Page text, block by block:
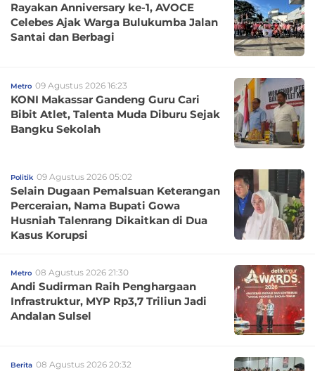
Rayakan Anniversary ke-1, AVOCE
Celebes Ajak Warga Bulukumba Jalan
Santai dan Berbagi
Metro 09 Agustus 2026 16:23
KONI Makassar Gandeng Guru Cari
Bibit Atlet, Talenta Muda Diburu Sejak
Bangku Sekolah
Politik 09 Agustus 2026 05:02
Selain Dugaan Pemalsuan Keterangan
Perceraian, Nama Bupati Gowa
Husniah Talenrang Dikaitkan di Dua
Kasus Korupsi
Metro 08 Agustus 2026 21:30
Andi Sudirman Raih Penghargaan
Infrastruktur, MYP Rp3,7 Triliun Jadi
Andalan Sulsel
Berita 08 Agustus 2026 20:32